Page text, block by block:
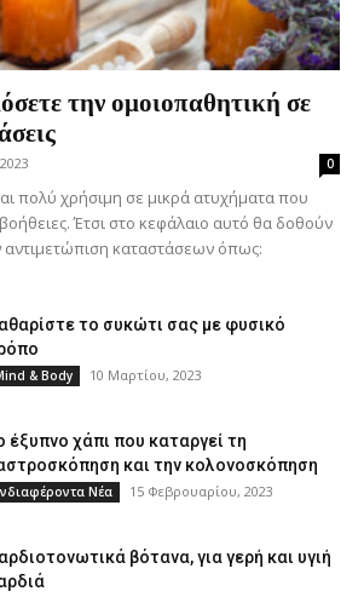
την ομοιοπαθητική σε
0
πολύ χρήσιμη σε μικρά ατυχήματα που
Έτσι στο κεφάλαιο αυτό θα δοθούν
αντιμετώπιση καταστάσεων όπως:
το συκώτι σας με φυσικό
& Body 10 Μαρτίου, 2023
έξυπνο χάπι που καταργεί τη
και την κολονοσκόπηση
Νέα 15 Φεβρουαρίου, 2023
βότανα, για γερή και υγιή